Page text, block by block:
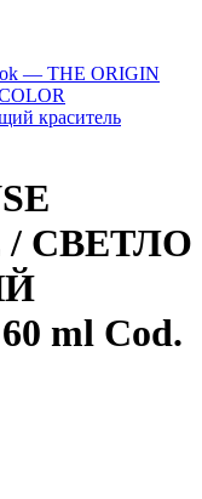
— THE ORIGIN
краситель
/ СВЕТЛО
ml Cod.